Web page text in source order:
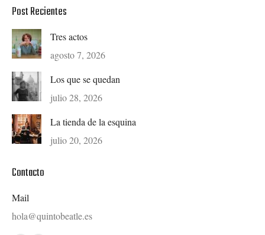
Post Recientes
Tres actos
agosto 7, 2026
Los que se quedan
julio 28, 2026
La tienda de la esquina
julio 20, 2026
Contacto
Mail
hola@quintobeatle.es